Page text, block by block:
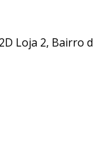
Loja 2, Bairro